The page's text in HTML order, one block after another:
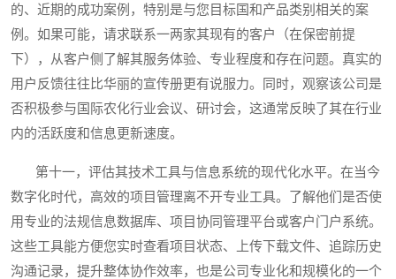
的、近期的成功案例，特别是与您目标国和产品类别相关的案
例。如果可能，请求联系一两家其现有的客户（在保密前提
下），从客户侧了解其服务体验、专业程度和存在问题。真实的
用户反馈往往比华丽的宣传册更有说服力。同时，观察该公司是
否积极参与国际农化行业会议、研讨会，这通常反映了其在行业
内的活跃度和信息更新速度。
第十一，评估其技术工具与信息系统的现代化水平。在当今
数字化时代，高效的项目管理离不开专业工具。了解他们是否使
用专业的法规信息数据库、项目协同管理平台或客户门户系统。
这些工具能方便您实时查看项目状态、上传下载文件、追踪历史
沟通记录，提升整体协作效率，也是公司专业化和规模化的一个